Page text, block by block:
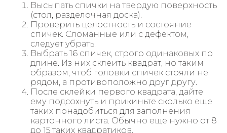
Высыпать спички на твердую поверхность
(стол, разделочная доска).
Проверить целостность и состояние
спичек. Сломанные или с дефектом,
следует убрать.
Выбрать 16 спичек, строго одинаковых по
длине. Из них склеить квадрат, но таким
образом, чтоб головки спичек стояли не
рядом, а противоположно друг другу.
После склейки первого квадрата, дайте
ему подсохнуть и прикиньте сколько еще
таких понадобиться для заполнения
картонного листа. Обычно еще нужно от 8
до 15 таких квадратиков.